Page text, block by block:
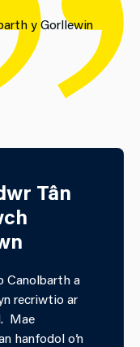
y Gorllewin
Tân
Canolbarth a
recriwtio ar
Mae
hanfodol o’n